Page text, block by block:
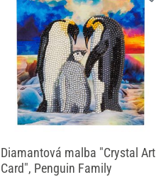
Diamantová malba "Crystal Art
Card", Penguin Family